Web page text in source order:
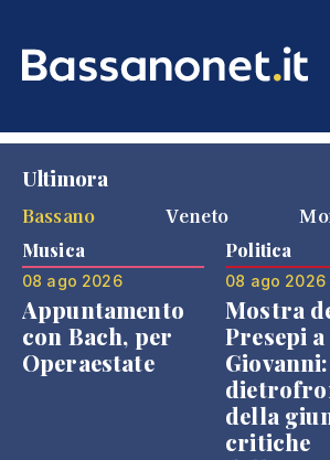
Ultimora
Bassano
Veneto
Musica
08 ago 2026
Appuntamento
con Bach, per
Operaestate
Politica
08 ago 2026
Mostra
Presepi a
Giovanni:
della
critiche